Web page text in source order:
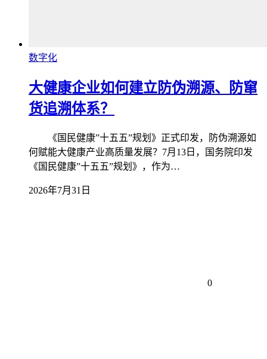
数字化
大健康企业如何建立防伪溯源、防窜
货追溯体系？
《国民健康”十五五”规划》正式印发，防伪溯源如
何赋能大健康产业高质量发展？7月13日，国务院印发
《国民健康”十五五”规划》，作为…
2026年7月31日
0